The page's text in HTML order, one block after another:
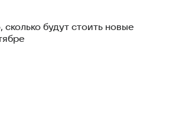
сколько будут стоить новые